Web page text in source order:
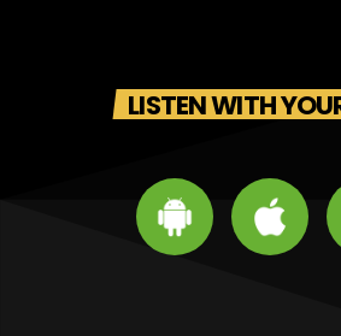
LISTEN WITH